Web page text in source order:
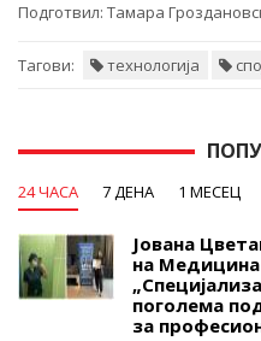
Подготвил: Тамара
Тагови: технологија
24 ЧАСА 7 ДЕНА 1 МЕСЕЦ
Јована
на Медицина
поголема
за